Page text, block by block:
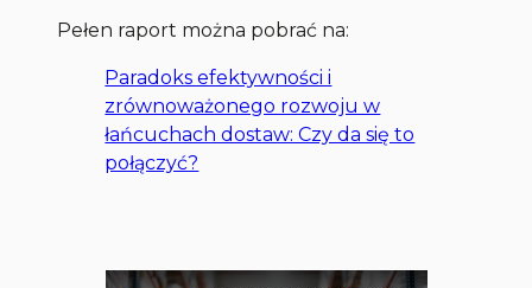
Pełen raport można pobrać na:
Paradoks efektywności i
zrównoważonego rozwoju w
łańcuchach dostaw: Czy da się to
połączyć?